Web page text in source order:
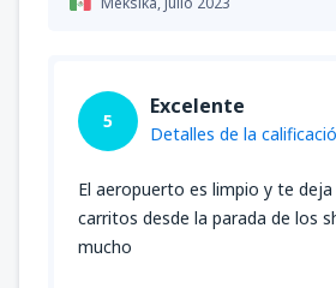
5
Excelente
Detalles de la
El aeropuerto es limpio y te
carritos desde la parada de los
mucho